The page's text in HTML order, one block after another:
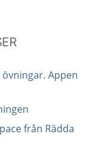
Appen
från Rädda